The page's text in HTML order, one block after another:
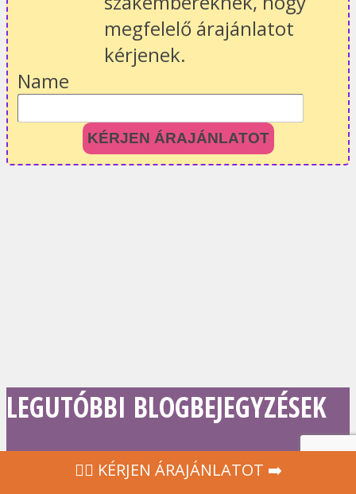
megfelelő árajánlatot
kérjenek.
Name
KÉRJEN ÁRAJÁNLATOT
LEGUTÓBBI BLOGBEJEGYZÉSEK
‍👩‍⚕ KÉRJEN ÁRAJÁNLATOT ➡️